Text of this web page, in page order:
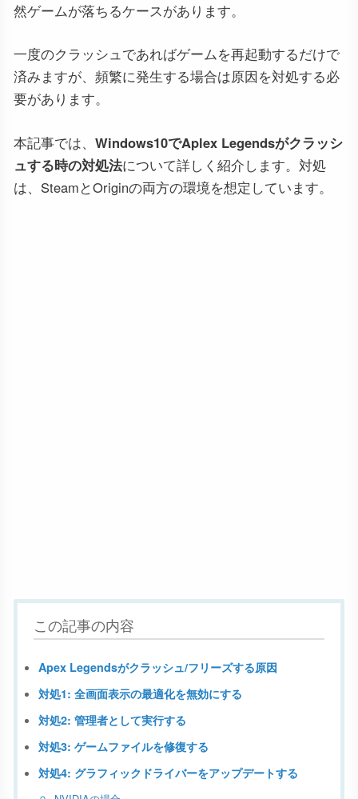
然ゲームが落ちるケースがあります。
一度のクラッシュであればゲームを再起動するだけで
済みますが、頻繁に発生する場合は原因を対処する必
要があります。
本記事では、 Windows10でAplex Legendsがクラッシ
ュする時の対処法について詳しく紹介します。対処
は、SteamとOriginの両方の環境を想定しています。
この記事の内容
Apex Legendsがクラッシュ/フリーズする原因
対処1: 全画面表示の最適化を無効にする
対処2: 管理者として実行する
対処3: ゲームファイルを修復する
対処4: グラフィックドライバーをアップデートする